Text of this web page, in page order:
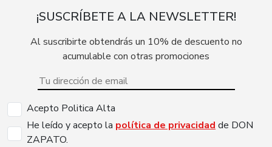
¡SUSCRÍBETE A LA NEWSLETTER!
Al suscribirte obtendrás un 10% de descuento no
acumulable con otras promociones
Acepto Politica Alta
He leído y acepto la política de privacidad de DON
ZAPATO.